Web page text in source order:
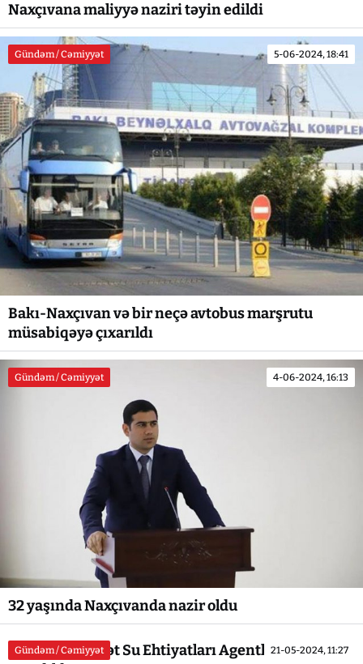
Naxçıvana maliyyə naziri təyin edildi
Gündəm / Cəmiyyət 5-06-2024, 18:41
Bakı-Naxçıvan və bir neçə avtobus marşrutu
müsabiqəyə çıxarıldı
Gündəm / Cəmiyyət 4-06-2024, 16:13
32 yaşında Naxçıvanda nazir oldu
Gündəm / Cəmiyyət 21-05-2024, 11:27
Naxçıvan Dövlət Su Ehtiyatları Agentliyinin